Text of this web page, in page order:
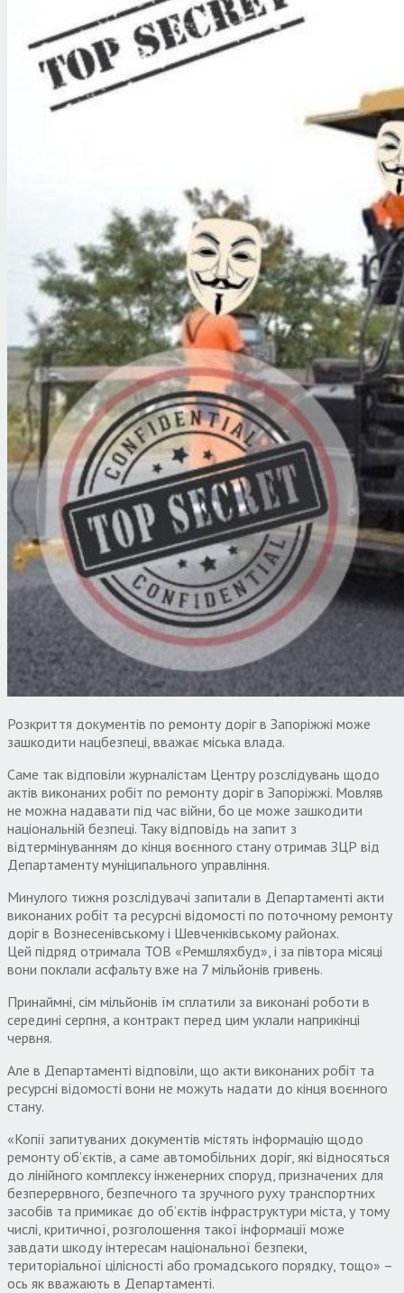
​​Розкриття документів по ремонту доріг в Запоріжжі може
зашкодити нацбезпеці, вважає міська влада.
Саме так відповіли журналістам Центру розслідувань щодо
актів виконаних робіт по ремонту доріг в Запоріжжі. Мовляв
не можна надавати під час війни, бо це може зашкодити
національній безпеці. Таку відповідь на запит з
відтермінуванням до кінця воєнного стану отримав ЗЦР від
Департаменту муніципального управління.
Минулого тижня розслідувачі запитали в Департаменті акти
виконаних робіт та ресурсні відомості по поточному ремонту
доріг в Вознесенівському і Шевченківському районах.
Цей підряд отримала ТОВ «Ремшляхбуд», і за півтора місяці
вони поклали асфальту вже на 7 мільйонів гривень.
Принаймні, сім мільйонів їм сплатили за виконані роботи в
середині серпня, а контракт перед цим уклали наприкінці
червня.
Але в Департаменті відповіли, що акти виконаних робіт та
ресурсні відомості вони не можуть надати до кінця воєнного
стану.
«Копії запитуваних документів містять інформацію щодо
ремонту об’єктів, а саме автомобільних доріг, які відносяться
до лінійного комплексу інженерних споруд, призначених для
безперервного, безпечного та зручного руху транспортних
засобів та примикає до об’єктів інфраструктури міста, у тому
числі, критичної, розголошення такої інформації може
завдати шкоду інтересам національної безпеки,
територіальної цілісності або громадського порядку, тощо» –
ось як вважають в Департаменті.